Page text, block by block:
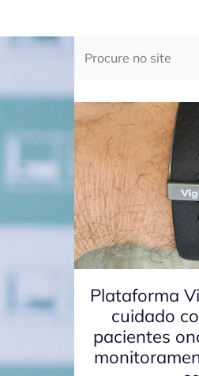
Plataforma
cuidado
pacientes